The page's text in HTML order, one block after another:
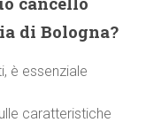
di Bologna?
è essenziale
caratteristiche